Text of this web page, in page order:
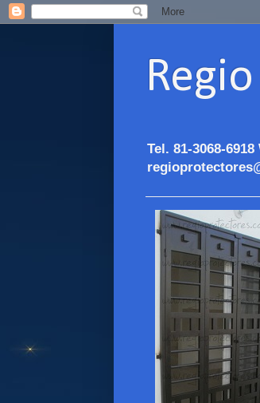
Tel. 81-3068-